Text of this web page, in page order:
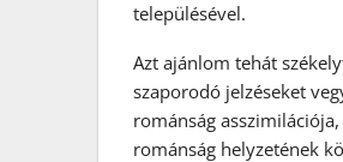
településével.
Azt ajánlom tehát
szaporodó jelzéseket
románság
románság helyzetének